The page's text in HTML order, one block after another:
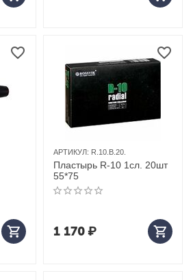
АРТИКУЛ: R.10.B.20.
Пластырь R-10 1сл. 20шт
55*75
1 170₽